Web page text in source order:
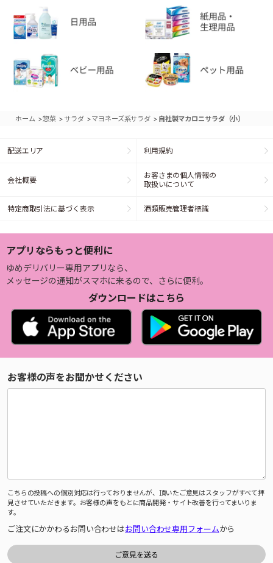
ホーム >惣菜 >サラダ >マヨネーズ系サラダ > 自社製マカロニサラダ（小）
配送エリア 利用規約
会社概要
お客さまの個人情報の
取扱いについて
特定商取引法に基づく表示 酒類販売管理者標識
アプリならもっと便利に
ゆめデリバリー専用アプリなら、
メッセージの通知がスマホに来るので、さらに便利。
ダウンロードはこちら
お客様の声をお聞かせください
こちらの投稿への個別対応は行っておりませんが、頂いたご意見はスタッフがすべて拝
見させていただきます。お客様の声をもとに商品開発・サイト改善を行ってまいりま
す。
ご注文にかかわるお問い合わせはお問い合わせ専用フォームから